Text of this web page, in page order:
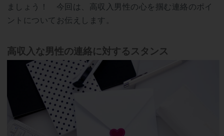
ましょう！ 今回は、高収入男性の心を掴む連絡のポイ
ントについてお伝えします。
高収入な男性の連絡に対するスタンス